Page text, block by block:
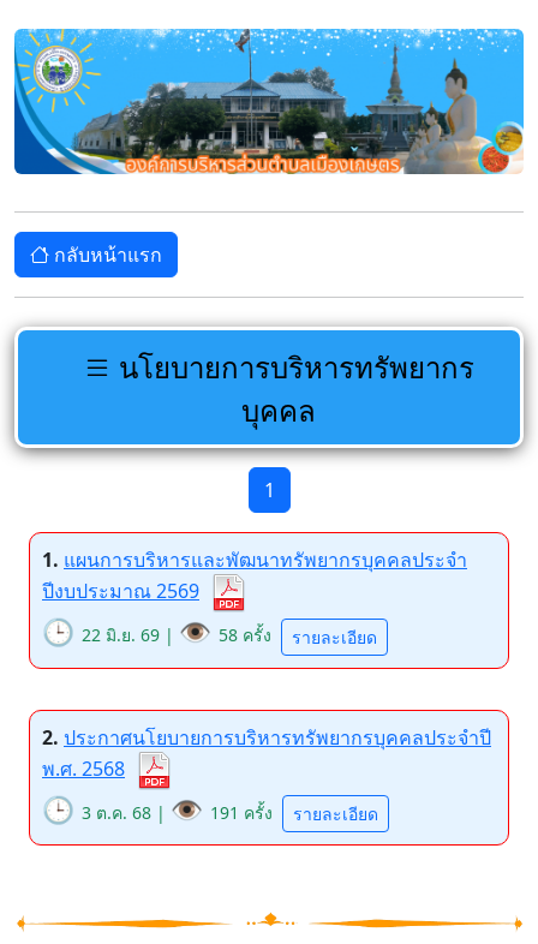
กลับหน้าแรก
นโยบายการบริหารทรัพยากร
บุคคล
1
1. แผนการบริหารและพัฒนาทรัพยากรบุคคลประจำ
ปีงบประมาณ 2569
🕒 22 มิ.ย. 69 | 👁️ 58 ครั้ง รายละเอียด
2. ประกาศนโยบายการบริหารทรัพยากรบุคคลประจำปี
พ.ศ. 2568
🕒 3 ต.ค. 68 | 👁️ 191 ครั้ง รายละเอียด